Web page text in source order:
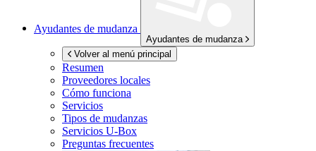
Ayudantes de mudanza
Ayudantes de mudanza
Volver al menú principal
Resumen
Proveedores locales
Cómo funciona
Servicios
Tipos de mudanzas
Servicios U-Box
Preguntas frecuentes